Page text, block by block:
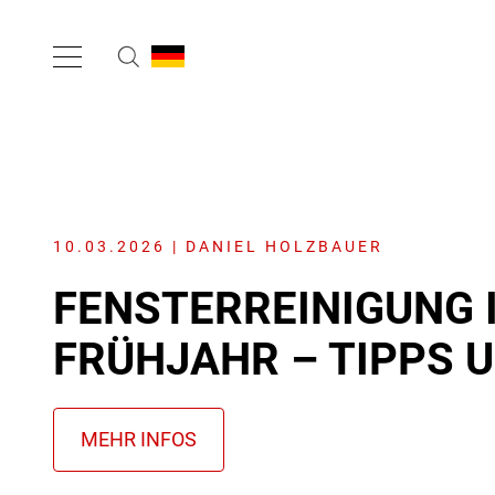
10.03.2026 | DANIEL HOLZBAUER
FENSTER­REINIGUNG
FRÜHJAHR – TIPPS